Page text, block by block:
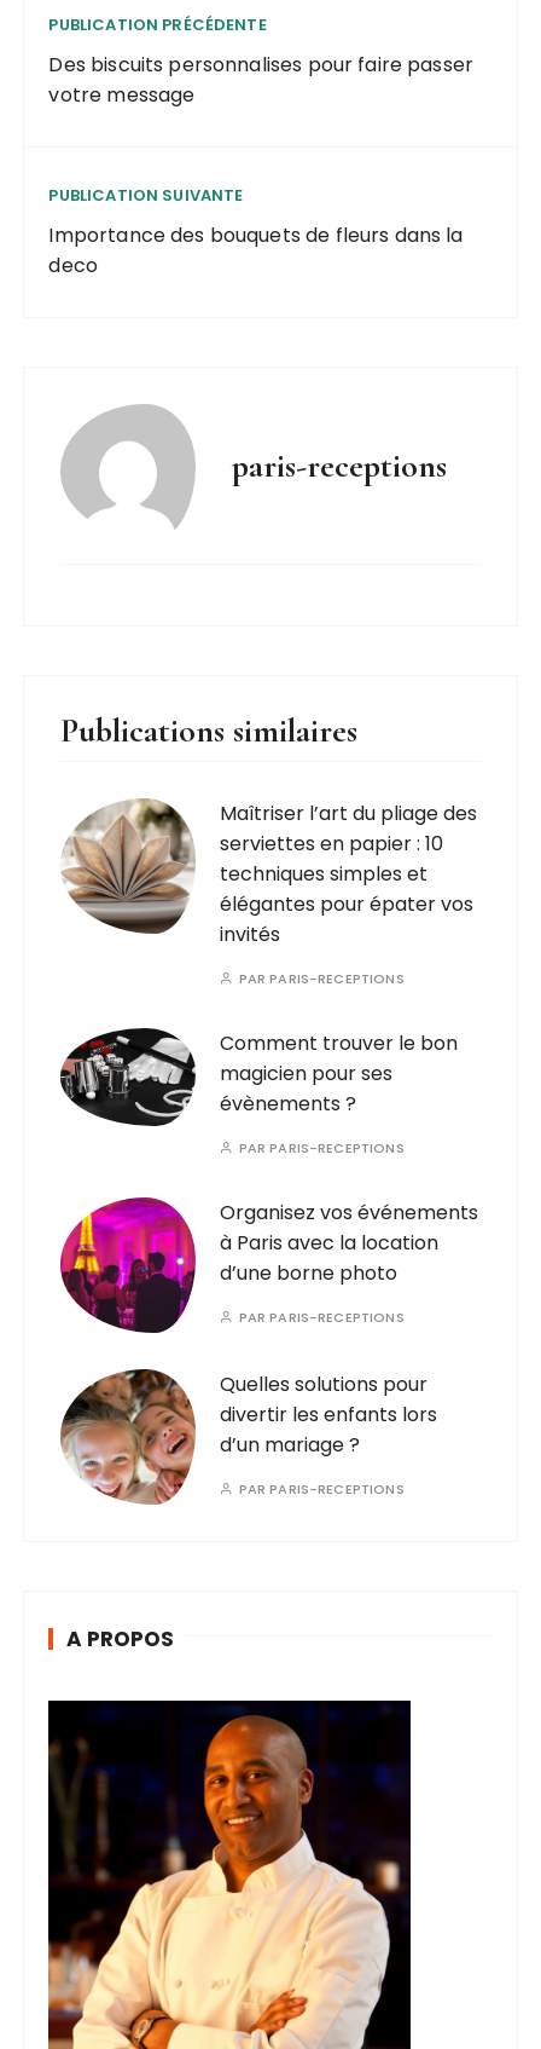
PUBLICATION PRÉCÉDENTE
Des biscuits personnalises pour faire passer
votre message
PUBLICATION SUIVANTE
Importance des bouquets de fleurs dans la
deco
paris-receptions
Publications similaires
Maîtriser l’art du pliage des
serviettes en papier : 10
techniques simples et
élégantes pour épater vos
invités
PARPARIS-RECEPTIONS
Comment trouver le bon
magicien pour ses
évènements ?
PARPARIS-RECEPTIONS
Organisez vos événements
à Paris avec la location
d’une borne photo
PARPARIS-RECEPTIONS
Quelles solutions pour
divertir les enfants lors
d’un mariage ?
PARPARIS-RECEPTIONS
A PROPOS